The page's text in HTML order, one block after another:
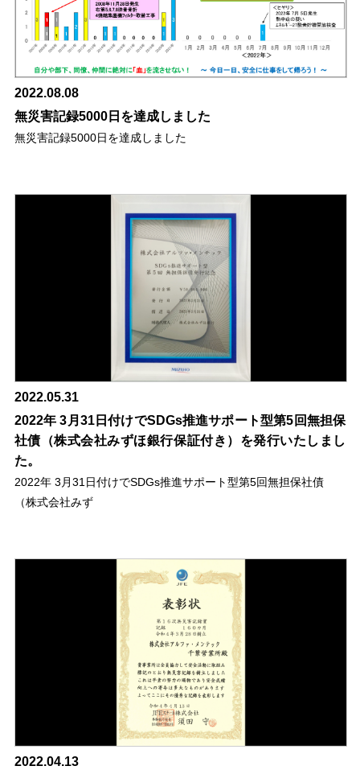
2022.08.08
無災害記録5000日を達成しました
無災害記録5000日を達成しました
2022.05.31
2022年 3月31日付けでSDGs推進サポート型第5回無担保
社債（株式会社みずほ銀行保証付き）を発行いたしまし
た。
2022年 3月31日付けでSDGs推進サポート型第5回無担保社債
（株式会社みず
2022.04.13